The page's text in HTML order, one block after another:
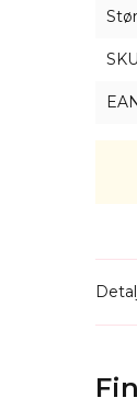
SKU